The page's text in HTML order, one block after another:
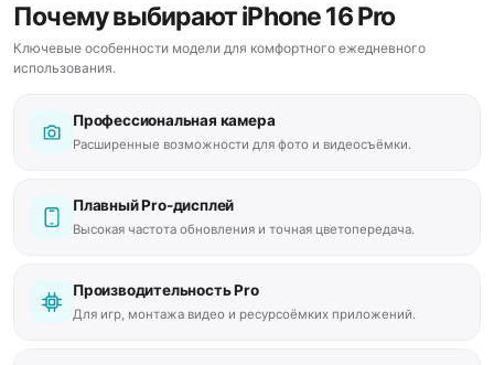
Почему выбирают iPhone 16 Pro
Ключевые особенности модели для комфортного ежедневного
использования.
Профессиональная камера
Расширенные возможности для фото и видеосъёмки.
Плавный Pro-дисплей
Высокая частота обновления и точная цветопередача.
Производительность Pro
Для игр, монтажа видео и ресурсоёмких приложений.